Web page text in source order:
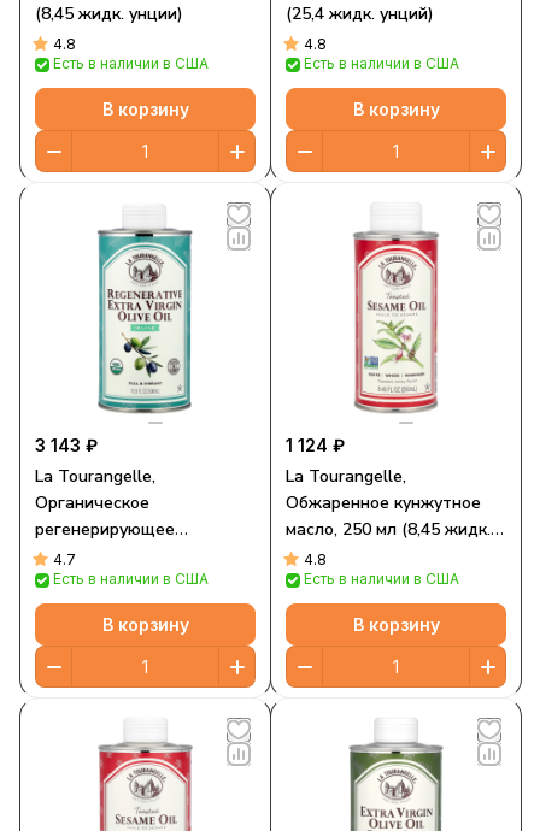
(8,45 жидк. унции)
4.8
Есть в наличии в США
В корзину
(25,4 жидк. унций)
4.8
Есть в наличии в США
В корзину
3 143 ₽
La Tourangelle,
Органическое
регенерирующее
оливковое масло первого
отжима, 500 мл (16,9 жидк.
Унции)
4.7
Есть в наличии в США
В корзину
1 124 ₽
La Tourangelle,
Обжаренное кунжутное
масло, 250 мл (8,45 жидк.
Унции)
4.8
Есть в наличии в США
В корзину